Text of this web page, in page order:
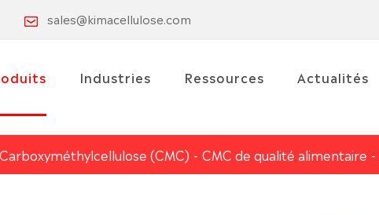
sales@kimacellulose.com
Industries Ressources Actualités
Carboxyméthylcellulose (CMC) CMC de qualité alimentaire